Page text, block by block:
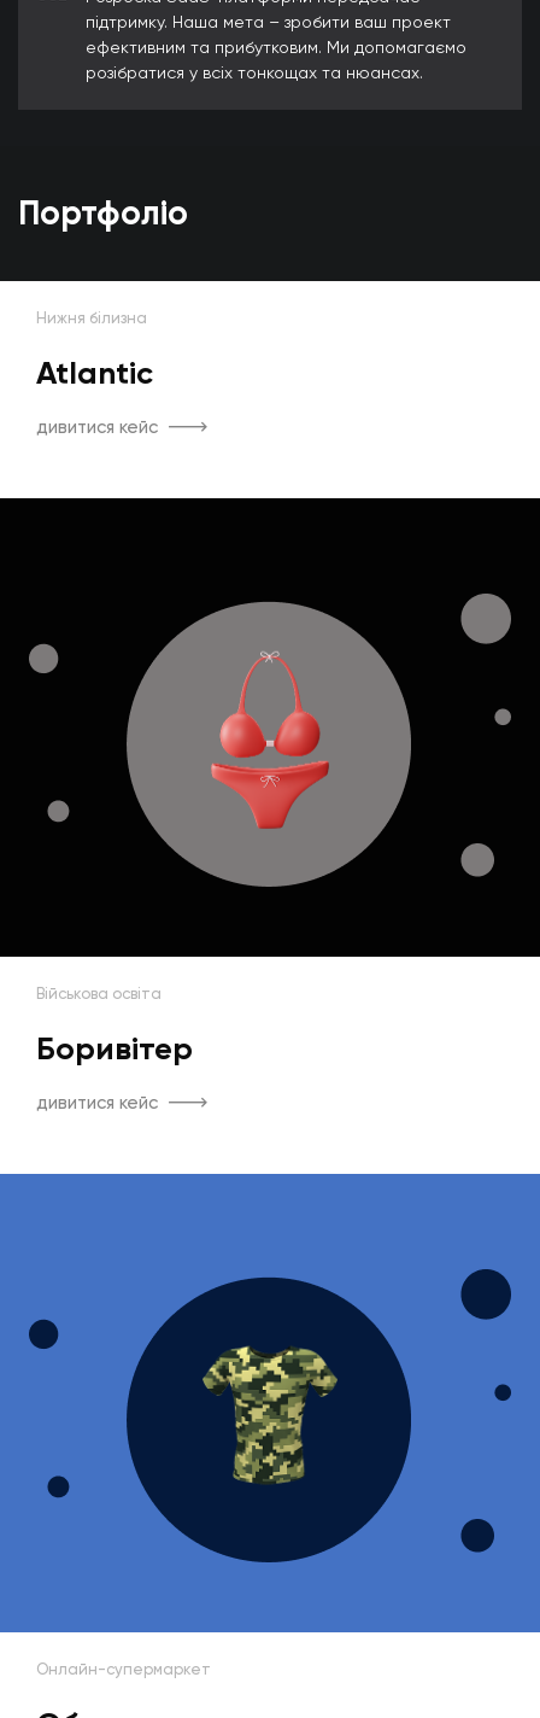
підтримку. Наша мета – зробити ваш проект
ефективним та прибутковим. Ми допомагаємо
розібратися у всіх тонкощах та нюансах.
Портфоліо
Нижня білизна
Atlantic
дивитися кейс
Військова освіта
Боривітер
дивитися кейс
Онлайн-супермаркет